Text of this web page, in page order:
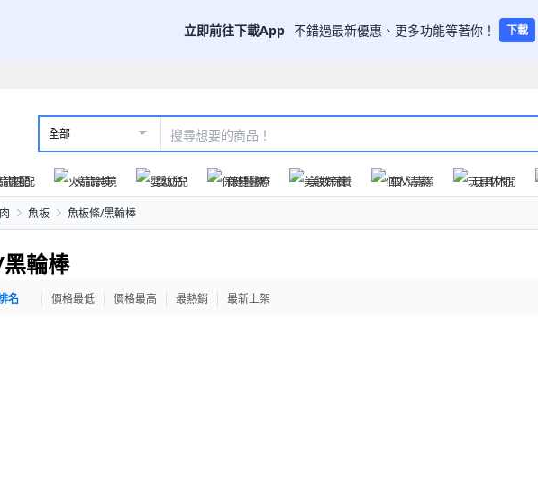
立即前往下載App 不錯過最新優惠、更多功能等著你！ 下載
全部
箭速配 火箭跨境 嬰幼兒 保健醫療 美妝保養 個人清潔 玩具休閒
魚板 魚板條/黑輪棒
輪棒
名 價格最低 價格最高 最熱銷 最新上架